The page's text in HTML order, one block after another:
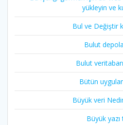
yükleyin ve
Bul ve Değiştir
Bulut
Bulut
Bütün
Büyük veri
Büyük yazı